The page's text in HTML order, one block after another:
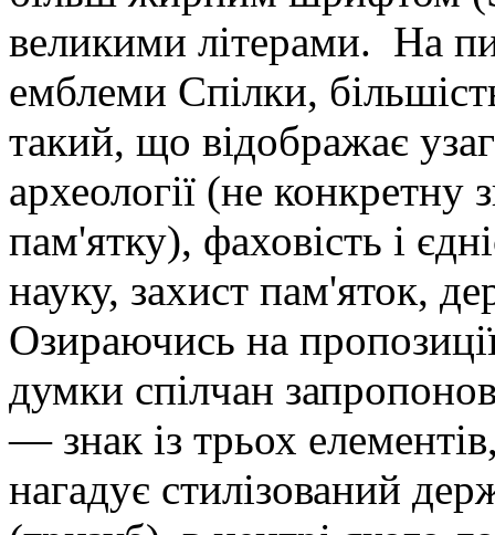
великими літерами. На
емблеми Спілки,
такий, що відображає
археології (не конкретну
пам'ятку), фаховість і
науку, захист пам'яток,
Озираючись на
думки спілчан
— знак із трьох
нагадує стилізований